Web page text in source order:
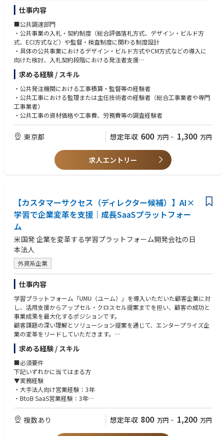
【CX事業本部について】
顧客の売上最大化を実現するべく、以下4つの領域にてサービス提供を行
っています。
・マーケティング
・セールス
・AI&データサイエンス
データやテクノロジーを軸に新たな価値を創出し、付加価値の高いコンサ
ルティングサービスと実行支援サービスを提供し続け、「また一緒に仕事
がしたい」というお客様からの称賛をいただける存在であり続けることを
目指しています。
仕事内容
■公共調達部門
・公共事業の入札・契約制度（総合評価落札方式、デザイン・ビルド方
式、ECI方式など）や監督・検査制度に関わる制度設計
・具体の公共事業におけるデザイン・ビルド方式やCM方式などの導入に
向けた検討、入札契約段階における発注者支援
・公共土木⼯事の予定価格算出に必要な建設資材価格や⼯事費等の調査
・公共土木⼯事の積算基準に関する検討、歩掛・諸経費の調査・解析
・公共事業におけるi-ConstructionやDXの推進支援
＜クライアント＞
・ 国（国土交通省、環境省、総務省、農林水産省など）
・ 独立行政法人、財団、社団
・ 民間企業（首都高速道路、JR東日本、東京ガスなど）
求める経験 / スキル
・公共発注機関における工事積算・監督等の経験者
・公共工事における監理または主任技術者の経験者（総合工事業者や専門
工事業者）
・公共工事の資材価格や工事費、労務費等の調査経験者
東京都 想定年収 600 万円 ~ 1,300 万円
求人エントリー
【カスタマーサクセス（ディレクター候補）】AI×
学習で企業変革を支援｜成長SaaSプラットフォー
ム
米国発 企業を変革する学習プラットフォーム開発会社の日
本法人
外資系企業
仕事内容
学習プラットフォーム「UMU（ユーム）」を導入いただいた顧客企業に対
し、活用支援からアップセル・クロスセル提案までを担い、顧客の成功と
事業成果を最大化するポジションです。
顧客課題の深い理解とソリューション提案を通じて、エンタープライズ企
業の変革をリードしていただきます。
■仕事内容
・UMU導入前のオンボーディング（サービス勉強会の開催など）
・導入後の顧客への活用支援、コンテンツ作成・編集、問い合わせ対応
・契約更新やアカウント追加などの拡張提案
・顧客課題に合わせたオプション機能や活用方法の提案（アップセル・ク
ロスセル・学習設計コンサルティング）
・マーケティング・サポート・プロダクト開発チームと連携し、顧客接点
を増やし価値を最大化する取り組み
求める経験 / スキル
■必須要件
下記いずれかに当てはまる方
▼実務経験
・大手法人向け営業経験：3年
・BtoB SaaS営業経験：3年
・研修・コンサル業界経験：3年
研修の営業や、教育施策設計や、営業特化型専門コンサルティングなど
複数あり 想定年収 800 万円 ~ 1,200 万円